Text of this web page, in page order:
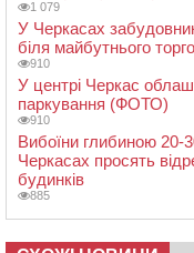
1 079
У Черкасах
біля майбутнього
910
У центрі Черкас
паркування (ФОТО)
910
Вибоїни глибиною 20-
Черкасах просять
будинків
885